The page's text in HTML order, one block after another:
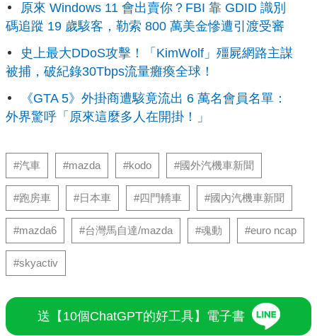
原來 Windows 11 會出賣你？FBI 靠 GDID 識別
碼追蹤 19 歲駭客，勒索 800 萬美金慘遭引渡受審
史上最大DDoS攻擊！「KimWolf」殭屍網路主謀
被捕，破紀錄30Tbps流量癱瘓全球！
《GTA 5》外掛商遭駭竟流出 6 萬名會員名單：
外界驚呼「原來這麼多人在開掛！」
#汽車 #mazda #kodo #國外汽機車新聞
#跑房車 #日本車 #四門轎車 #國內汽機車新聞
#mazda6 #台灣馬自達/mazda #魂動 #euro ncap
#skyactiv
送【10個ChatGPT的好工具】電子書